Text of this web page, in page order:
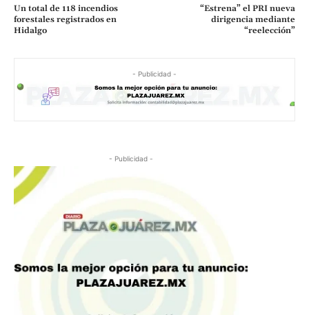
Un total de 118 incendios
forestales registrados en
Hidalgo
“Estrena” el PRI nueva
dirigencia mediante
“reelección”
- Publicidad -
- Publicidad -